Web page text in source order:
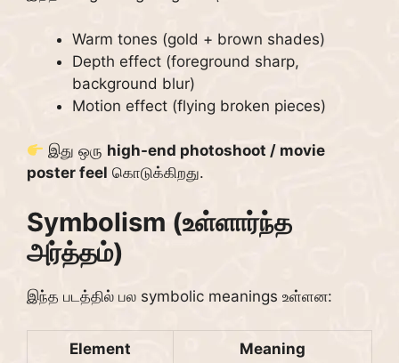
Warm tones (gold + brown shades)
Depth effect (foreground sharp,
background blur)
Motion effect (flying broken pieces)
இது ஒரு high-end photoshoot / movie
poster feel கொடுக்கிறது.
Symbolism (உள்ளார்ந்த
அர்த்தம்)
இந்த படத்தில் பல symbolic meanings உள்ளன:
Element Meaning